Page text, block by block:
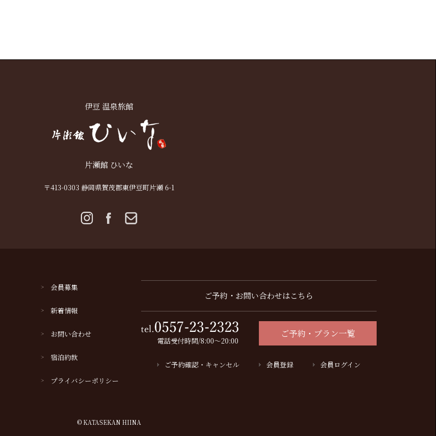
伊豆 温泉旅館
片瀬館 ひいな
〒413-0303 静岡県賀茂郡東伊豆町片瀬 6-1
ご予約・お問い合わせはこちら
電話受付時間/8:00～20:00
ご予約・プラン一覧
ご予約確認・キャンセル 会員登録 会員ログイン
会員募集
新着情報
お問い合わせ
宿泊約款
プライバシーポリシー
© KATASEKAN HIINA